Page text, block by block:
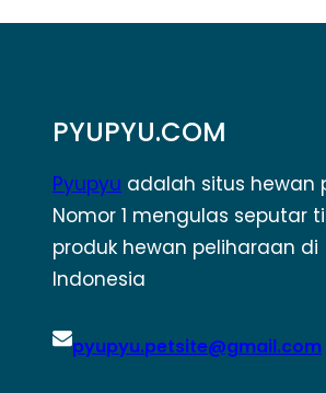
PYUPYU.COM
Pyupyu adalah situs hewan
Nomor 1 mengulas seputar
produk hewan peliharaan di
Indonesia
pyupyu.petsite@gmail.com